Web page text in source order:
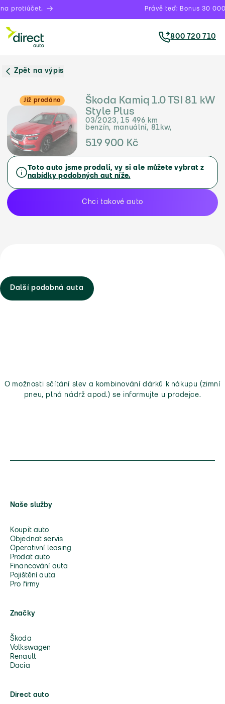
protiúčet. Právě teď: Bonus 30
800 720 710
Zpět na výpis
Již prodáno
Škoda Kamiq 1.0 TSI 81 kW
Style Plus
03/2023, 15 496 km
benzín, manuální, 81kw,
519 900 Kč
Toto auto jsme prodali, vy si ale můžete vybrat z
nabídky podobných aut níže.
Chci takové auto
Další podobná auta
O možnosti sčítání slev a kombinování dárků k nákupu (zimní
pneu, plná nádrž apod.) se informujte u prodejce.
Naše služby
Koupit auto
Objednat servis
Operativní leasing
Prodat auto
Financování auta
Pojištění auta
Pro firmy
Značky
Škoda
Volkswagen
Renault
Dacia
Direct auto